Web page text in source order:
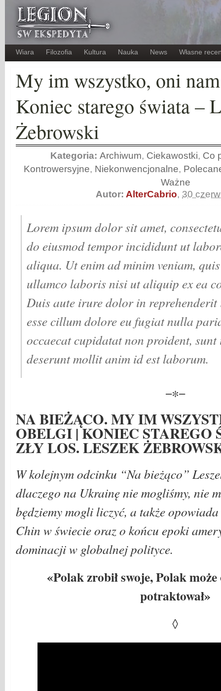
Wiara Filozofia Kultura Nauka News Własne
My im wszystko, oni
Koniec starego świata –
Żebrowski
Kategoria:Archiwum, Ciekawostki, Co
Kontrowersyjne, Niekonwencjonalne,
Ważne
Autor: AlterCabrio, 30
Lorem ipsum dolor sit amet,
do eiusmod tempor incididunt ut
aliqua. Ut enim ad minim veniam,
ullamco laboris nisi ut aliquip ex ea
Duis aute irure dolor in
esse cillum dolore eu fugiat nulla
occaecat cupidatat non proident,
deserunt mollit anim id est laborum.
−∗−
NA BIEŻĄCO. MY IM
OBELGI | KONIEC STAREGO
ZŁY LOS. LESZEK
W kolejnym odcinku “Na bieżąco”
dlaczego na Ukrainę nie mogliśmy, nie
będziemy mogli liczyć, a także
Chin w świecie oraz o końcu epoki
dominacji w globalnej polityce.
«Polak zrobił swoje, Polak
potraktował»
◊